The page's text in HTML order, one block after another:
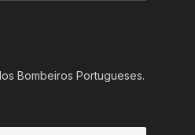
Bombeiros Portugueses.